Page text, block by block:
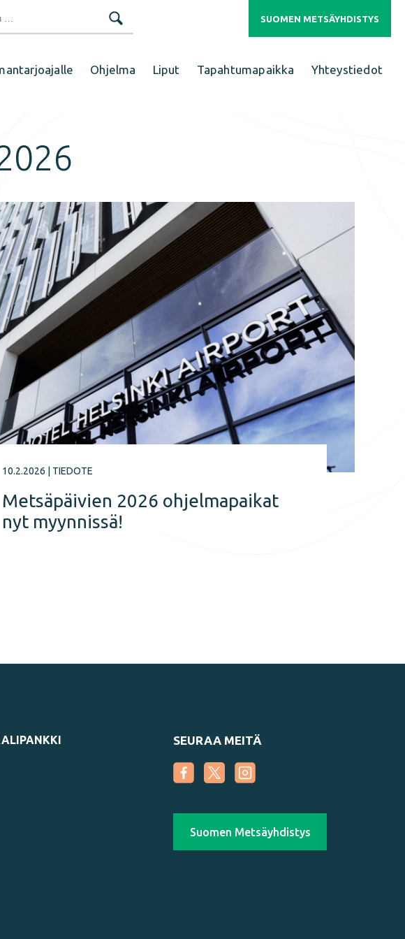
SUOMEN METSÄYHDISTYS
Ohjelma Liput Tapahtumapaikka Yhteystiedot
10.2.2026 TIEDOTE
Metsäpäivien 2026 ohjelmapaikat
nyt myynnissä!
SEURAA MEITÄ
Suomen Metsäyhdistys